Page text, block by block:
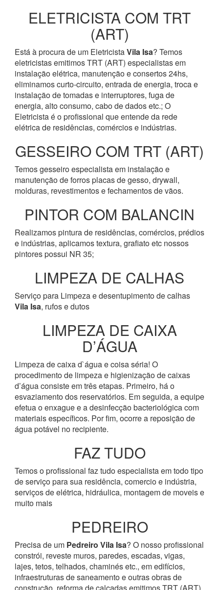
ELETRICISTA COM TRT
(ART)
Está à procura de um EletricistaVila Isa? Temos
eletricistas emitimos TRT (ART) especialistas em
instalação elétrica, manutenção e consertos 24hs,
eliminamos curto-circuito, entrada de energia, troca e
instalação de tomadas e interruptores, fuga de
energia, alto consumo, cabo de dados etc.; O
Eletricista é o profissional que entende da rede
elétrica de residências, comércios e indústrias.
GESSEIRO COM TRT (ART)
Temos gesseiro especialista em instalação e
manutenção de forros placas de gesso, drywall,
molduras, revestimentos e fechamentos de vãos.
PINTOR COM BALANCIN
Realizamos pintura de residências, comércios, prédios
e indústrias, aplicamos textura, grafiato etc nossos
pintores possui NR 35;
LIMPEZA DE CALHAS
Serviço para Limpeza e desentupimento de calhas
Vila Isa, rufos e dutos
LIMPEZA DE CAIXA
D’ÁGUA
Limpeza de caixa d`água e coisa séria! O
procedimento de limpeza e higienização de caixas
d’água consiste em três etapas. Primeiro, há o
esvaziamento dos reservatórios. Em seguida, a equipe
efetua o enxague e a desinfecção bacteriológica com
materiais específicos. Por fim, ocorre a reposição de
água potável no recipiente.
FAZ TUDO
Temos o profissional faz tudo especialista em todo tipo
de serviço para sua residência, comercio e indústria,
serviços de elétrica, hidráulica, montagem de moveis e
muito mais
PEDREIRO
Precisa de um Pedreiro Vila Isa? O nosso profissional
constrói, reveste muros, paredes, escadas, vigas,
lajes, tetos, telhados, chaminés etc., em edifícios,
infraestruturas de saneamento e outras obras de